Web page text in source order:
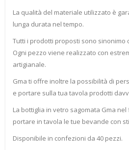
La qualità del materiale utilizzato è
lunga durata nel tempo.
Tutti i prodotti proposti sono sinonimo
Ogni pezzo viene realizzato con
artigianale.
Gma ti offre inoltre la possibilità di
e portare sulla tua tavola prodotti
La bottiglia in vetro sagomata Gma
portare in tavola le tue bevande con
Disponibile in confezioni da 40 pezzi.